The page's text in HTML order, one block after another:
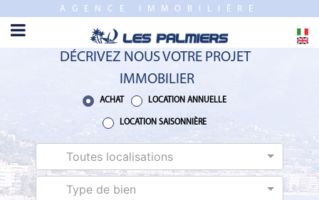
AGENCE IMMOBILIÈRE
ACCUEIL
ESTIMATION
LOCATION
DÉCRIVEZ NOUS VOTRE PROJET
IMMOBILIER
ACHAT LOCATION ANNUELLE
LOCATION SAISONNIÈRE
Toutes localisations
Type de bien